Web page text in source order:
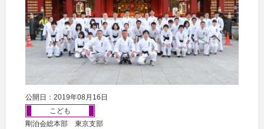
公開日：2019年08月16日
こども
剛泊会総本部 東京支部